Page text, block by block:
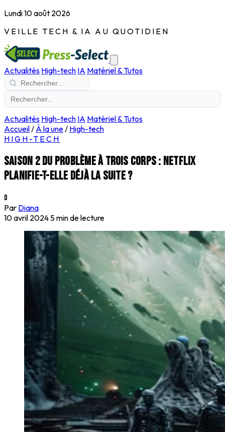
Lundi 10 août 2026
VEILLE TECH & IA AU QUOTIDIEN
Actualités High-tech IA Matériel & Tutos
Actualités High-tech IA Matériel & Tutos
Accueil/ À la une/ High-tech
HIGH-TECH
Saison 2 du Problème à trois corps : Netflix
planifie-t-elle déjà la suite ?
D
Par Diana
10 avril 2024 5 min de lecture